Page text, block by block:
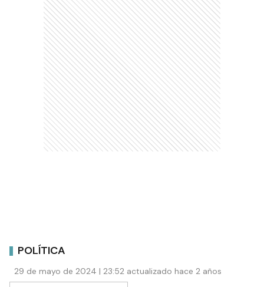
POLÍTICA
29 de mayo de 2024 | 23:52 actualizado hace 2 años